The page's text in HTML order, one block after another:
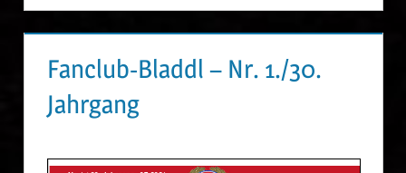
Fanclub-Bladdl – Nr. 1./30.
Jahrgang